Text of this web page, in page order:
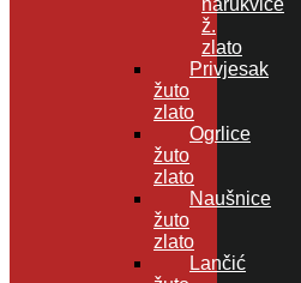
ž.
zlato
Privjesak
žuto
zlato
Ogrlice
žuto
zlato
Naušnice
žuto
zlato
Lančić